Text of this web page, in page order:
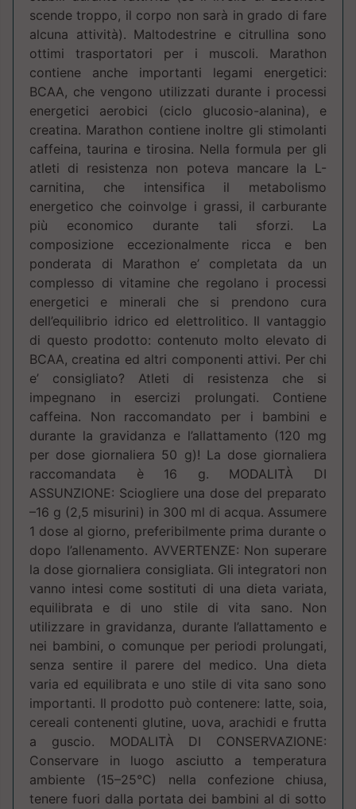
scende troppo, il corpo non sarà in grado di fare
alcuna attività). Maltodestrine e citrullina sono
ottimi trasportatori per i muscoli. Marathon
contiene anche importanti legami energetici:
BCAA, che vengono utilizzati durante i processi
energetici aerobici (ciclo glucosio-alanina), e
creatina. Marathon contiene inoltre gli stimolanti
caffeina, taurina e tirosina. Nella formula per gli
atleti di resistenza non poteva mancare la L-
carnitina, che intensifica il metabolismo
energetico che coinvolge i grassi, il carburante
più economico durante tali sforzi. La
composizione eccezionalmente ricca e ben
ponderata di Marathon e’ completata da un
complesso di vitamine che regolano i processi
energetici e minerali che si prendono cura
dell’equilibrio idrico ed elettrolitico. Il vantaggio
di questo prodotto: contenuto molto elevato di
BCAA, creatina ed altri componenti attivi. Per chi
e’ consigliato? Atleti di resistenza che si
impegnano in esercizi prolungati. Contiene
caffeina. Non raccomandato per i bambini e
durante la gravidanza e l’allattamento (120 mg
per dose giornaliera 50 g)! La dose giornaliera
raccomandata è 16 g. MODALITÀ DI
ASSUNZIONE: Sciogliere una dose del preparato
–16 g (2,5 misurini) in 300 ml di acqua. Assumere
1 dose al giorno, preferibilmente prima durante o
dopo l’allenamento. AVVERTENZE: Non superare
la dose giornaliera consigliata. Gli integratori non
vanno intesi come sostituti di una dieta variata,
equilibrata e di uno stile di vita sano. Non
utilizzare in gravidanza, durante l’allattamento e
nei bambini, o comunque per periodi prolungati,
senza sentire il parere del medico. Una dieta
varia ed equilibrata e uno stile di vita sano sono
importanti. Il prodotto può contenere: latte, soia,
cereali contenenti glutine, uova, arachidi e frutta
a guscio. MODALITÀ DI CONSERVAZIONE:
Conservare in luogo asciutto a temperatura
ambiente (15–25°C) nella confezione chiusa,
tenere fuori dalla portata dei bambini al di sotto